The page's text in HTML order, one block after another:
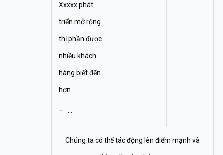
Xxxxx phát
triển mở rộng
thị phần được
nhiều khách
hàng biết đến
hơn
– …
Chúng ta có thể tác động lên điểm mạnh và